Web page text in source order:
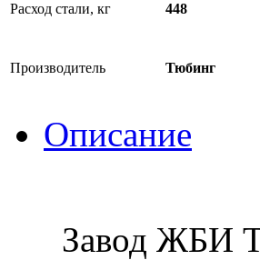
Расход стали, кг 448
Производитель Тюбинг
Описание
Завод ЖБИ